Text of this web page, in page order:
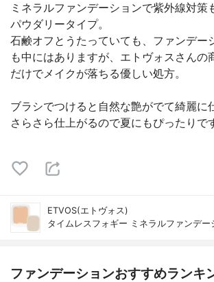
ミネラルファンデーションで紫外線対策
パウダリータイプ。
石鹸オフとうたっていても、ファンデー
も中にはありますが、エトヴォスさんの
だけでメイクが落ちる優しい処方。
ブラシでつけると自然な艶がでて綺麗に
さらさら仕上がるので夏にもぴったりで
ETVOS(エトヴォス)
タイムレスフォギー ミネラルファンデー
ファンデーションおすすめランキ